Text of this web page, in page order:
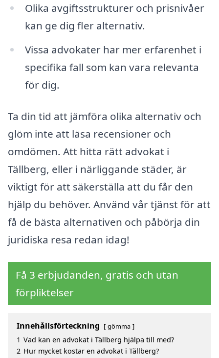
Olika avgiftsstrukturer och prisnivåer
kan ge dig fler alternativ.
Vissa advokater har mer erfarenhet i
specifika fall som kan vara relevanta
för dig.
Ta din tid att jämföra olika alternativ och
glöm inte att läsa recensioner och
omdömen. Att hitta rätt advokat i
Tällberg, eller i närliggande städer, är
viktigt för att säkerställa att du får den
hjälp du behöver. Använd vår tjänst för att
få de bästa alternativen och påbörja din
juridiska resa redan idag!
Få 3 erbjudanden, gratis och utan
förpliktelser
Innehållsförteckning gömma
1 Vad kan en advokat i Tällberg hjälpa till med?
2 Hur mycket kostar en advokat i Tällberg?